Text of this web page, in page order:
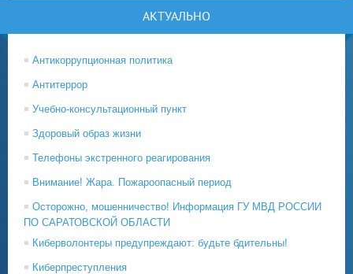
АКТУАЛЬНО
Антикоррупционная политика
Антитеррор
Учебно-консультационный пункт
Здоровый образ жизни
Телефоны экстренного реагирования
Внимание! Жара. Пожароопасный период
Осторожно, мошенничество! Информация ГУ МВД РОССИИ
ПО САРАТОВСКОЙ ОБЛАСТИ
Киберволонтеры предупреждают: будьте бдительны!
Киберпреступления